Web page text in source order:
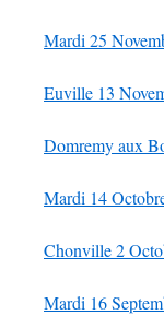
Mardi 25
Euville 13
Domremy aux
Mardi 14
Chonville 2
Mardi 16